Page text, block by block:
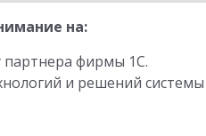
на:
партнера фирмы 1С.
и решений